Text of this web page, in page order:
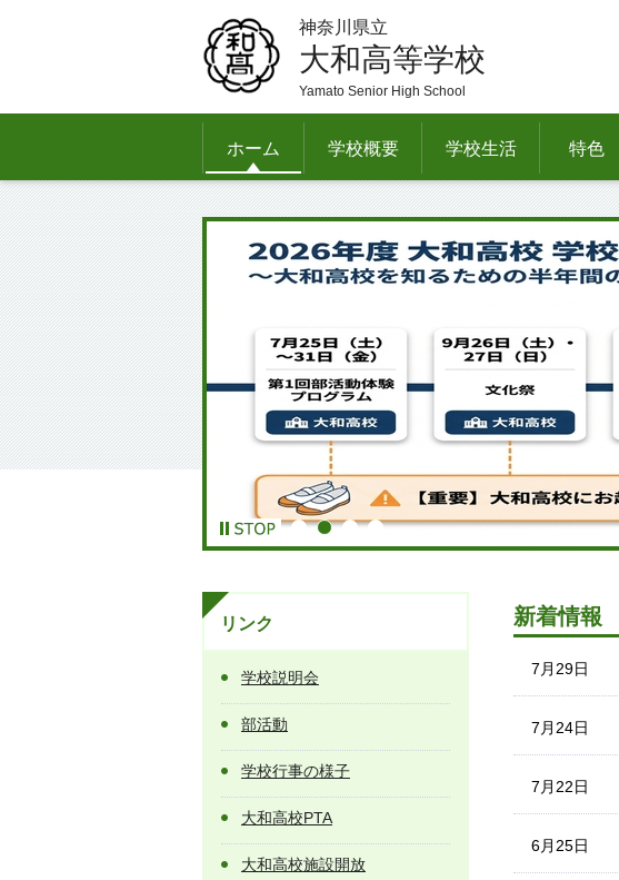
神奈川県立
大和高等学校
Yamato Senior High School
ホーム 学校概要 学校生活 特色
リンク
学校説明会
部活動
学校行事の様子
大和高校PTA
大和高校施設開放
新着情報
7月29日
7月24日
7月22日
6月25日